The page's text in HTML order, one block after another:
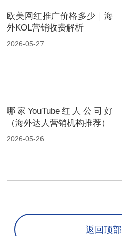
欧美网红推广价格多少｜海
外KOL营销收费解析
2026-05-27
哪家YouTube红人公司好
（海外达人营销机构推荐）
2026-05-26
返回顶部